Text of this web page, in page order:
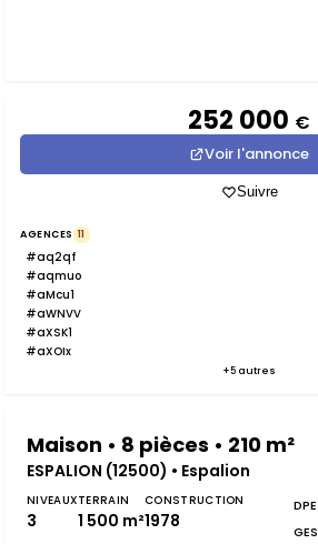
252 000 €
Voir l'annonce
Suivre
AGENCES 11
#aq2qf
#aqmuo
#aMcu1
#aWNVV
#aXSK1
#aXOIx
+5 autres
Maison • 8 pièces • 210 m²
ESPALION (12500) • Espalion
NIVEAUX
3
TERRAIN
1 500 m²
CONSTRUCTION
1978
DPE
GES